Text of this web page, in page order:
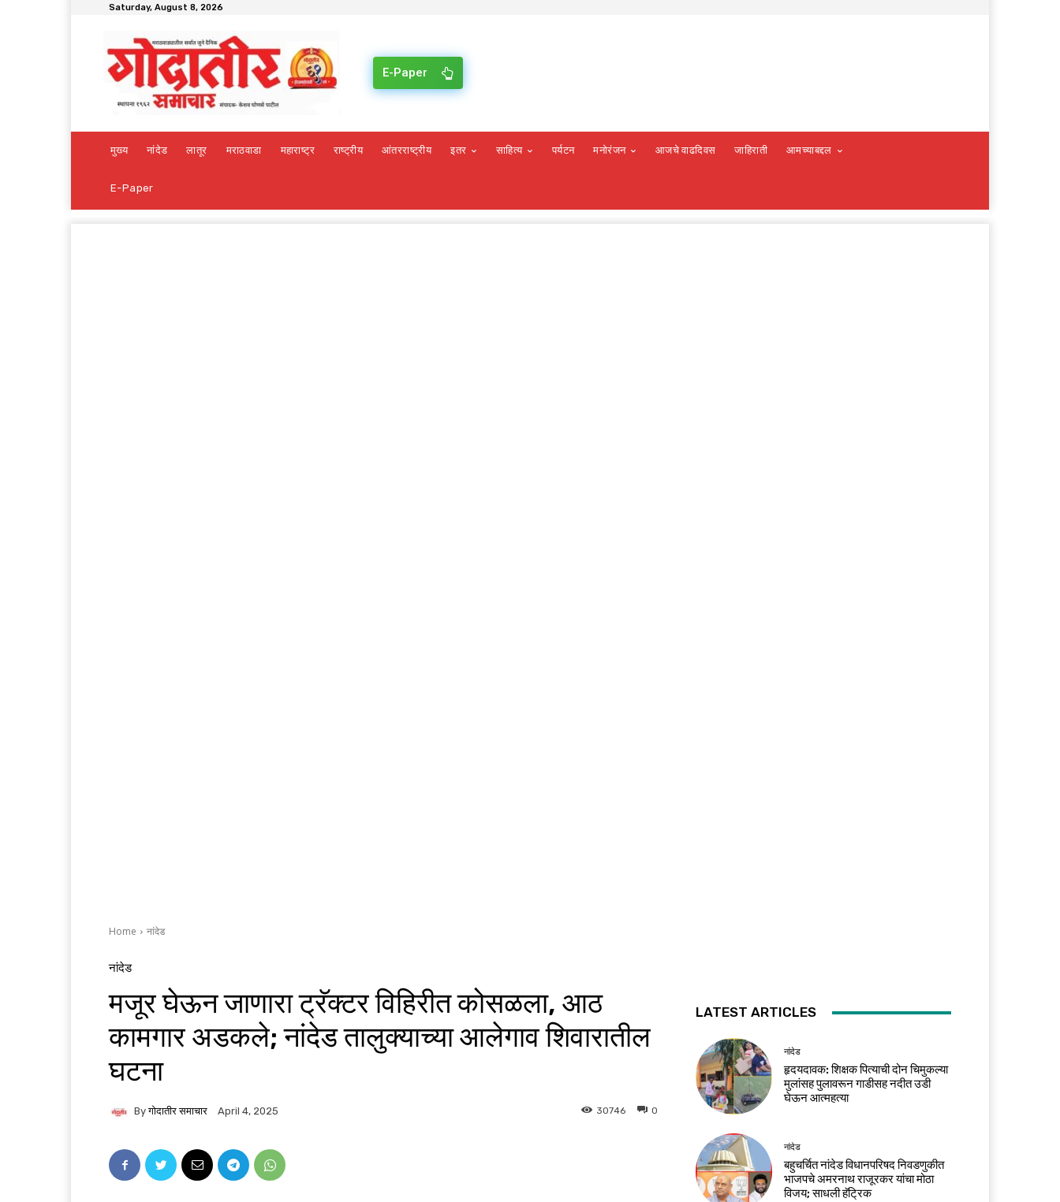
Saturday, August 8, 2026
E-Paper
मुख्य नांदेड लातूर मराठवाडा महाराष्ट्र राष्ट्रीय आंतरराष्ट्रीय इतर साहित्य पर्यटन मनोरंजन आजचे वाढदिवस जाहिराती आमच्याबद्दल
E-Paper
Home नांदेड
नांदेड
मजूर घेऊन जाणारा ट्रॅक्टर विहिरीत कोसळला, आठ
कामगार अडकले; नांदेड तालुक्याच्या आलेगाव शिवारातील
घटना
By गोदातीर समाचार April 4, 2025 0
30746
LATEST ARTICLES
नांदेड
हृदयदावक: शिक्षक पित्याची दोन चिमुकल्या
मुलांसह पुलावरून गाडीसह नदीत उडी
घेऊन आत्महत्या
नांदेड
बहुचर्चित नांदेड विधानपरिषद निवडणुकीत
भाजपचे अमरनाथ राजूरकर यांचा मोठा
विजय; साधली हॅट्रिक